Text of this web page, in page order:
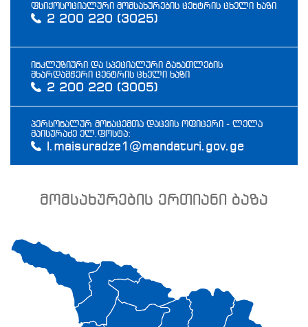
ფსიქოსოციალური მომსახურების ცენტრის ცხელი ხაზი
2 200 220 (3025)
ინკლუზიური და სპეციალური განათლების
მხარდამჭერი ცენტრის ცხელი ხაზი
2 200 220 (3005)
პერსონალურ მონაცემთა დაცვის ოფიცერი - ლელა
მაისურაძე ელ.ფოსტა:
l.maisuradze1@mandaturi.gov.ge
მომსახურების ერთიანი ბაზა